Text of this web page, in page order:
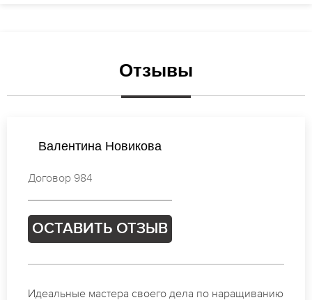
Отзывы
Анастасия Иванова
Договор 153
ОСТАВИТЬ ОТЗЫВ
Спасибо огромное. Заказывала наращивание